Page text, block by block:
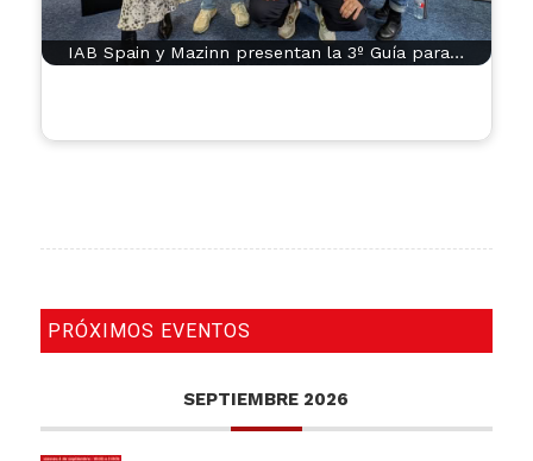
IAB Spain y Mazinn presentan la 3º Guía para…
PRÓXIMOS EVENTOS
SEPTIEMBRE 2026